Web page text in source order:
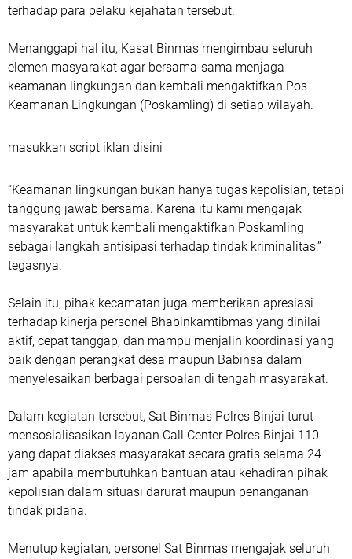
terhadap para pelaku kejahatan tersebut.
Menanggapi hal itu, Kasat Binmas mengimbau seluruh
elemen masyarakat agar bersama-sama menjaga
keamanan lingkungan dan kembali mengaktifkan Pos
Keamanan Lingkungan (Poskamling) di setiap wilayah.
masukkan script iklan disini
“Keamanan lingkungan bukan hanya tugas kepolisian, tetapi
tanggung jawab bersama. Karena itu kami mengajak
masyarakat untuk kembali mengaktifkan Poskamling
sebagai langkah antisipasi terhadap tindak kriminalitas,”
tegasnya.
Selain itu, pihak kecamatan juga memberikan apresiasi
terhadap kinerja personel Bhabinkamtibmas yang dinilai
aktif, cepat tanggap, dan mampu menjalin koordinasi yang
baik dengan perangkat desa maupun Babinsa dalam
menyelesaikan berbagai persoalan di tengah masyarakat.
Dalam kegiatan tersebut, Sat Binmas Polres Binjai turut
mensosialisasikan layanan Call Center Polres Binjai 110
yang dapat diakses masyarakat secara gratis selama 24
jam apabila membutuhkan bantuan atau kehadiran pihak
kepolisian dalam situasi darurat maupun penanganan
tindak pidana.
Menutup kegiatan, personel Sat Binmas mengajak seluruh